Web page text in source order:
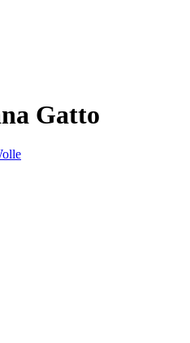
Gatto